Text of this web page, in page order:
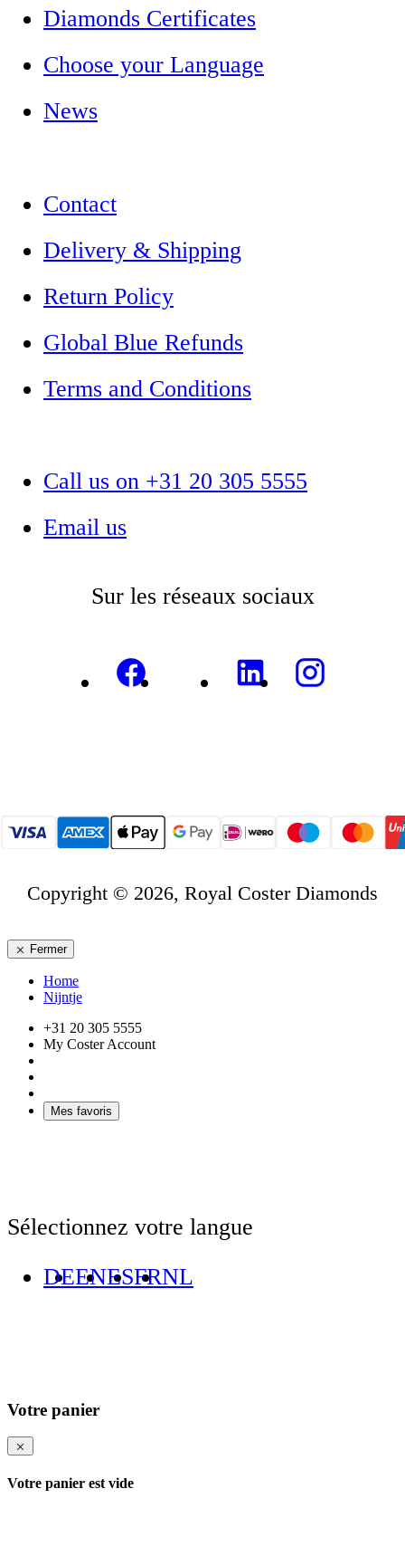
Diamonds Certificates
Choose your Language
News
Contact
Delivery & Shipping
Return Policy
Global Blue Refunds
Terms and Conditions
Call us on +31 20 305 5555
Email us
Sur les réseaux sociaux
Copyright © 2026, Royal Coster Diamonds
Fermer
Home
Nijntje
+31 20 305 5555
My Coster Account
Mes favoris
Sélectionnez votre langue
DEENESFRNL
Votre panier
Votre panier est vide